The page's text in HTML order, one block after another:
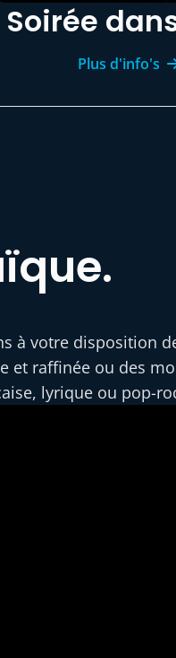
Soirée
Plus d'info's
à votre disposition
et raffinée ou des
lyrique ou pop-